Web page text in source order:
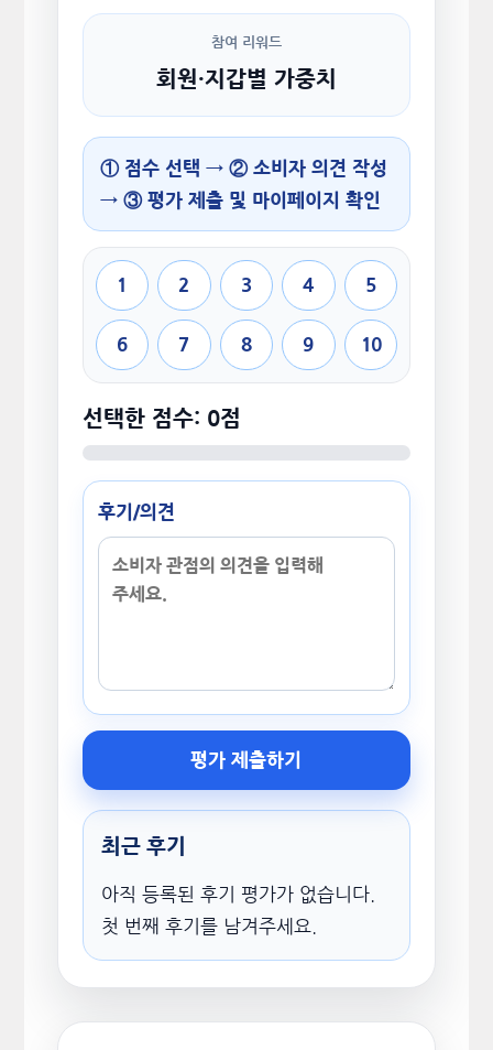
참여 리워드
회원·지갑별 가중치
① 점수 선택 → ② 소비자 의견 작성
→ ③ 평가 제출 및 마이페이지 확인
1 2 3 4 5
6 7 8 9 10
선택한 점수: 0점
후기/의견
평가 제출하기
최근 후기
아직 등록된 후기 평가가 없습니다.
첫 번째 후기를 남겨주세요.